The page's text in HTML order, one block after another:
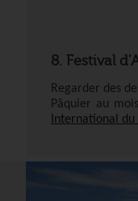
8. Festival
Regarder des
Pâquier au
International du